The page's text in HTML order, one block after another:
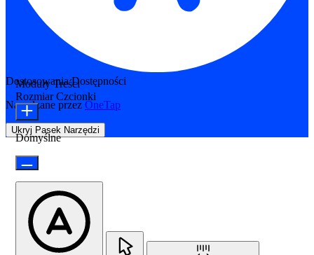
Dostosowania Dostępności
Napędzane przez OneTap
Ukryj Pasek Narzędzi
Moduły Treści
Rozmiar Czcionki
Domyślne